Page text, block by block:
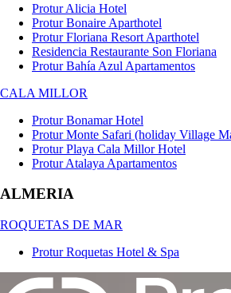
Protur Alicia Hotel
Protur Bonaire Aparthotel
Protur Floriana Resort Aparthotel
Residencia Restaurante Son Floriana
Protur Bahía Azul Apartamentos
CALA MILLOR
Protur Bonamar Hotel
Protur Monte Safari (holiday Village
Protur Playa Cala Millor Hotel
Protur Atalaya Apartamentos
ALMERIA
ROQUETAS DE MAR
Protur Roquetas Hotel & Spa